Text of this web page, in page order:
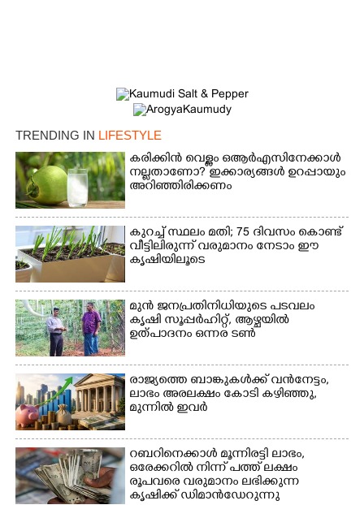
TRENDING IN LIFESTYLE
കരിക്കിൻ വെള്ളം ഒആർഎസിനേക്കാൾ
നല്ലതാണോ? ഇക്കാര്യങ്ങൾ ഉറപ്പായും
അറിഞ്ഞിരിക്കണം
കുറച്ച് സ്ഥലം മതി; 75 ദിവസം കൊണ്ട്
വീട്ടിലിരുന്ന് വരുമാനം നേടാം ഈ
കൃഷിയിലൂടെ
മുൻ ജനപ്രതിനിധിയുടെ പടവലം
കൃഷി സൂപ്പർഹിറ്റ്,​ ആഴ്ചയിൽ
ഉത്പാദനം ഒന്നര ടൺ
രാജ്യത്തെ ബാങ്കുകൾക്ക് വൻനേട്ടം,​
ലാഭം അരലക്ഷം കോടി കഴിഞ്ഞു,​
മുന്നിൽ ഇവർ
റബറിനെക്കാൾ മൂന്നിരട്ടി ലാഭം,​
ഒരേക്കറിൽ നിന്ന് പത്ത് ലക്ഷം
രൂപവരെ വരുമാനം ലഭിക്കുന്ന
കൃഷിക്ക് ഡിമാൻഡേറുന്നു
×
Share this link